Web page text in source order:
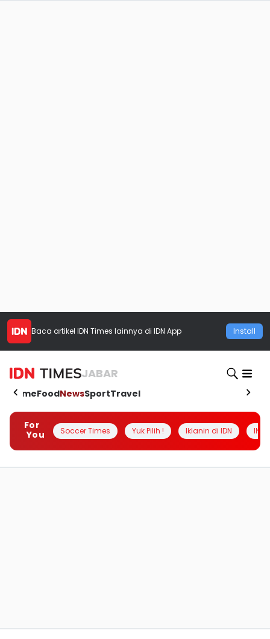
Baca artikel IDN Times lainnya di IDN App Install
JABAR
HomeFoodNewsSportTravel
For
You
Soccer Times Yuk Pilih ! Iklanin di IDN